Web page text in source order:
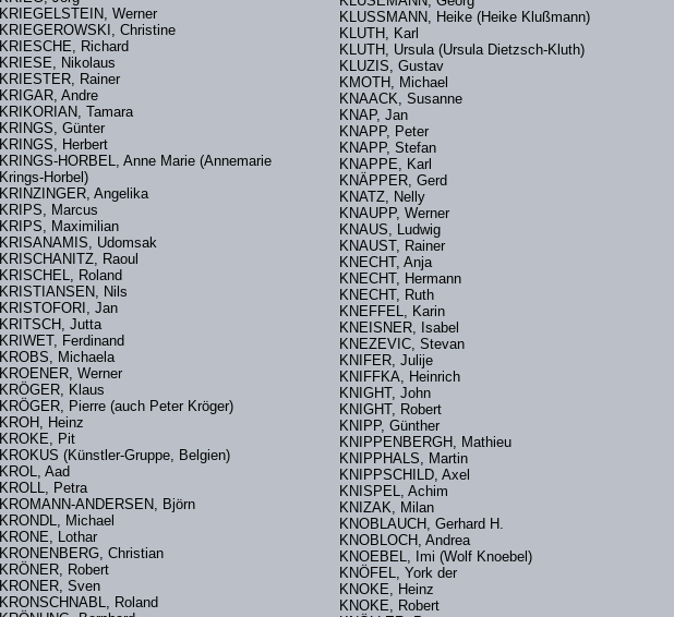
KRIEGELSTEIN, Werner
KRIEGEROWSKI, Christine
KRIESCHE, Richard
KRIESE, Nikolaus
KRIESTER, Rainer
KRIGAR, Andre
KRIKORIAN, Tamara
KRINGS, Günter
KRINGS, Herbert
KRINGS-HORBEL, Anne Marie (Annemarie
Krings-Horbel)
KRINZINGER, Angelika
KRIPS, Marcus
KRIPS, Maximilian
KRISANAMIS, Udomsak
KRISCHANITZ, Raoul
KRISCHEL, Roland
KRISTIANSEN, Nils
KRISTOFORI, Jan
KRITSCH, Jutta
KRIWET, Ferdinand
KROBS, Michaela
KROENER, Werner
KRÖGER, Klaus
KRÖGER, Pierre (auch Peter Kröger)
KROH, Heinz
KROKE, Pit
KROKUS (Künstler-Gruppe, Belgien)
KROL, Aad
KROLL, Petra
KROMANN-ANDERSEN, Björn
KRONDL, Michael
KRONE, Lothar
KRONENBERG, Christian
KRÖNER, Robert
KRONER, Sven
KRONSCHNABL, Roland
KLUSSMANN, Heike (Heike Klußmann)
KLUTH, Karl
KLUTH, Ursula (Ursula Dietzsch-Kluth)
KLUZIS, Gustav
KMOTH, Michael
KNAACK, Susanne
KNAP, Jan
KNAPP, Peter
KNAPP, Stefan
KNAPPE, Karl
KNÄPPER, Gerd
KNATZ, Nelly
KNAUPP, Werner
KNAUS, Ludwig
KNAUST, Rainer
KNECHT, Anja
KNECHT, Hermann
KNECHT, Ruth
KNEFFEL, Karin
KNEISNER, Isabel
KNEZEVIC, Stevan
KNIFER, Julije
KNIFFKA, Heinrich
KNIGHT, John
KNIGHT, Robert
KNIPP, Günther
KNIPPENBERGH, Mathieu
KNIPPHALS, Martin
KNIPPSCHILD, Axel
KNISPEL, Achim
KNIZAK, Milan
KNOBLAUCH, Gerhard H.
KNOBLOCH, Andrea
KNOEBEL, Imi (Wolf Knoebel)
KNÖFEL, York der
KNOKE, Heinz
KNOKE, Robert